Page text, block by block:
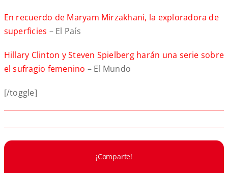
En recuerdo de Maryam Mirzakhani, la exploradora de
superficies – El País
Hillary Clinton y Steven Spielberg harán una serie sobre
el sufragio femenino – El Mundo
[/toggle]
¡Comparte!